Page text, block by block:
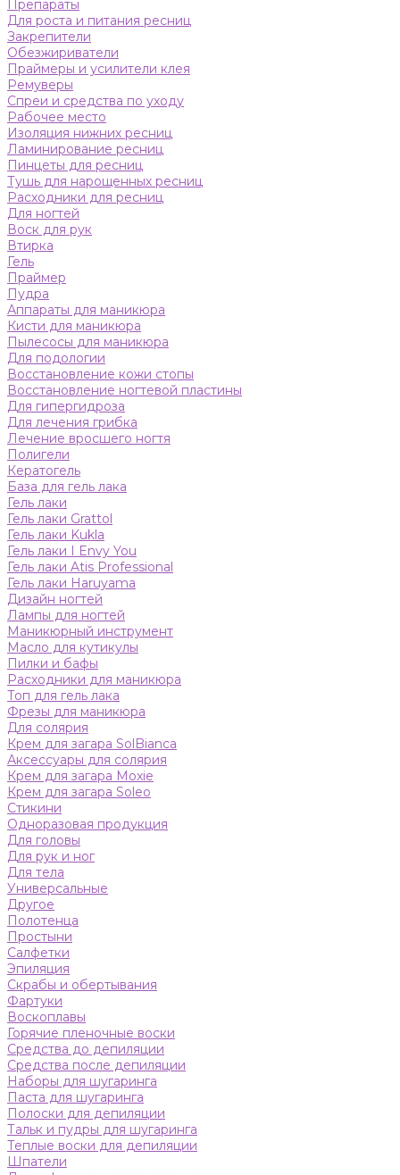
Препараты
Для роста и питания ресниц
Закрепители
Обезжириватели
Праймеры и усилители клея
Ремуверы
Спреи и средства по уходу
Рабочее место
Изоляция нижних ресниц
Ламинирование ресниц
Пинцеты для ресниц
Тушь для нарощенных ресниц
Расходники для ресниц
Для ногтей
Воск для рук
Втирка
Гель
Праймер
Пудра
Аппараты для маникюра
Кисти для маникюра
Пылесосы для маникюра
Для подологии
Восстановление кожи стопы
Восстановление ногтевой пластины
Для гипергидроза
Для лечения грибка
Лечение вросшего ногтя
Полигели
Кератогель
База для гель лака
Гель лаки
Гель лаки Grattol
Гель лаки Kukla
Гель лаки I Envy You
Гель лаки Atis Professional
Гель лаки Haruyama
Дизайн ногтей
Лампы для ногтей
Маникюрный инструмент
Масло для кутикулы
Пилки и бафы
Расходники для маникюра
Топ для гель лака
Фрезы для маникюра
Для солярия
Крем для загара SolBianca
Аксессуары для солярия
Крем для загара Moxie
Крем для загара Soleo
Стикини
Одноразовая продукция
Для головы
Для рук и ног
Для тела
Универсальные
Другое
Полотенца
Простыни
Салфетки
Эпиляция
Скрабы и обертывания
Фартуки
Воскоплавы
Горячие пленочные воски
Средства до депиляции
Средства после депиляции
Наборы для шугаринга
Паста для шугаринга
Полоски для депиляции
Тальк и пудры для шугаринга
Теплые воски для депиляции
Шпатели